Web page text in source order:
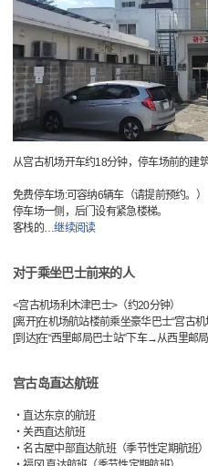
从宫古机场开车约18分钟，停车场前的建筑
免费停车场:可容纳6辆车（请提前预约。）
停车场一侧，后门设有紧急楼梯。
客栈的…继续阅读
对于乘坐巴士前来的人
<宫古机场利木津巴士>（约20分钟）
[离开]在机场航站楼前乘坐豪华巴士“宫古机
[到达]在“西里邮局巴士站”下车→从西里邮
宫古岛直达航班
・直达东京的航班
・关西直达航班
・名古屋中部直达航班（季节性定期航班）